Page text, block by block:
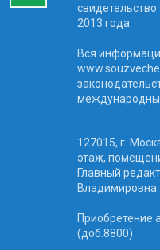
2013 года.
Вся
127015, г.
этаж,
Главный
Владимировна
Приобретение
(доб.8800)